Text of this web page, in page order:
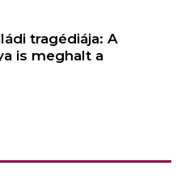
tragédiája: A
is meghalt a